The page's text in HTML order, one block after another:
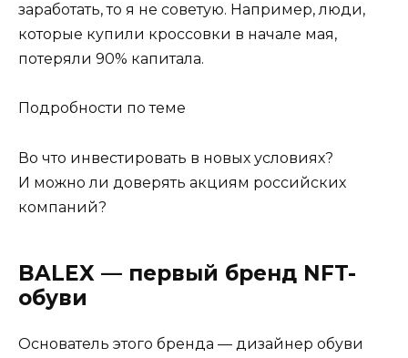
заработать, то я не советую. Например, люди,
которые купили кроссовки в начале мая,
потеряли 90% капитала.
Подробности по теме
Во что инвестировать в новых условиях?
И можно ли доверять акциям российских
компаний?
BALEX — первый бренд NFT-
обуви
Основатель этого бренда — дизайнер обуви